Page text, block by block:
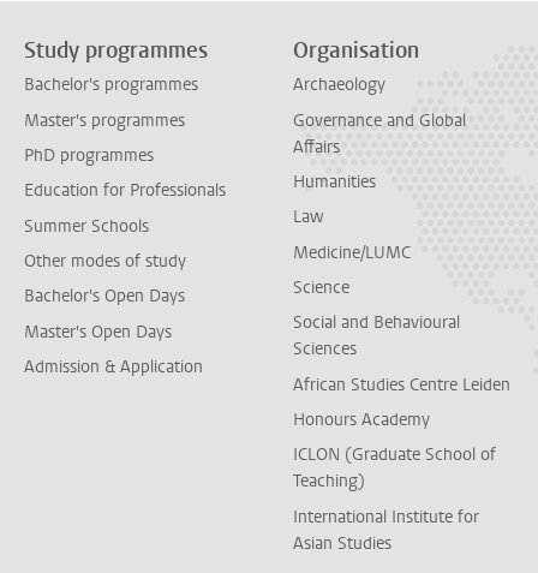
Study programmes
Bachelor's programmes
Master's programmes
PhD programmes
Education for Professionals
Summer Schools
Other modes of study
Bachelor's Open Days
Master's Open Days
Admission & Application
Organisation
Archaeology
Governance and Global
Affairs
Humanities
Law
Medicine/LUMC
Science
Social and Behavioural
Sciences
African Studies Centre Leiden
Honours Academy
ICLON (Graduate School of
Teaching)
International Institute for
Asian Studies